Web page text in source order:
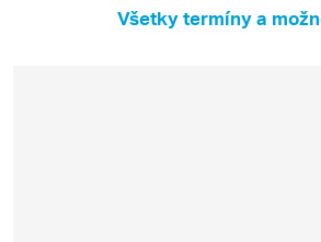
Všetky termíny a